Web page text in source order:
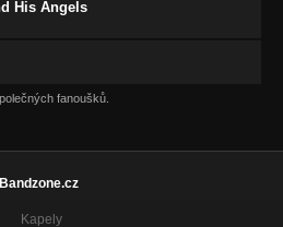
His Angels
fanoušků.
Bandzone.cz
Kapely